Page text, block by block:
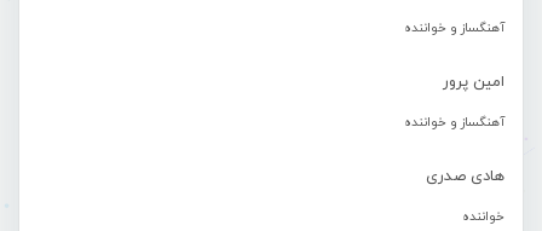
آهنگساز و خواننده
امین پرور
آهنگساز و خواننده
هادی صدری
خواننده